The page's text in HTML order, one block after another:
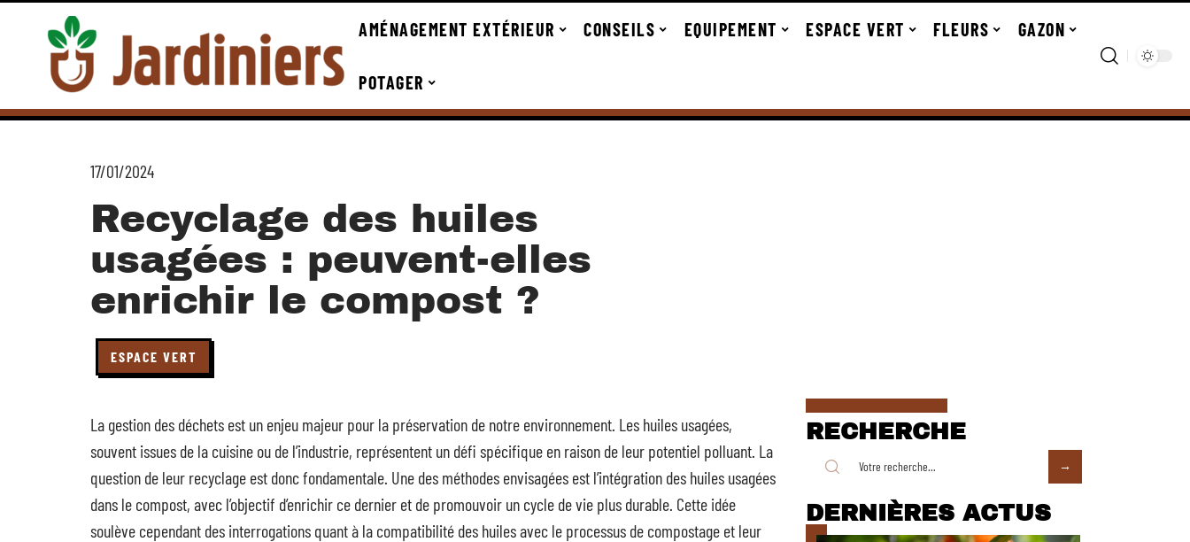
AMÉNAGEMENT EXTÉRIEUR CONSEILS EQUIPEMENT ESPACE VERT FLEURS GAZON
POTAGER
17/01/2024
Recyclage des huiles
usagées : peuvent-elles
enrichir le compost ?
ESPACE VERT
La gestion des déchets est un enjeu majeur pour la préservation de notre environnement. Les huiles usagées,
souvent issues de la cuisine ou de l’industrie, représentent un défi spécifique en raison de leur potentiel polluant. La
question de leur recyclage est donc fondamentale. Une des méthodes envisagées est l’intégration des huiles usagées
dans le compost, avec l’objectif d’enrichir ce dernier et de promouvoir un cycle de vie plus durable. Cette idée
soulève cependant des interrogations quant à la compatibilité des huiles avec le processus de compostage et leur
RECHERCHE
DERNIÈRES ACTUS